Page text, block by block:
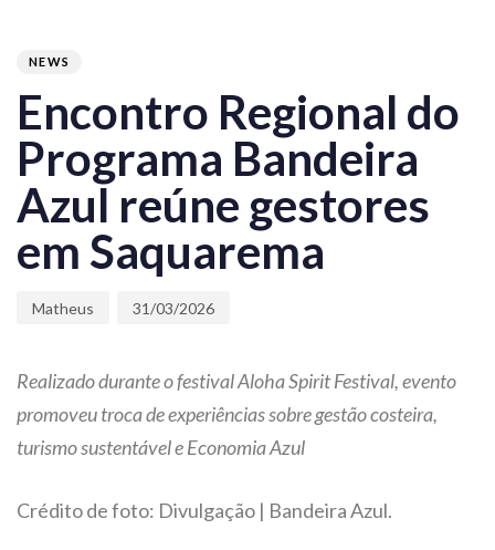
NEWS
Encontro Regional do
Programa Bandeira
Azul reúne gestores
em Saquarema
Matheus 31/03/2026
Realizado durante o festival Aloha Spirit Festival, evento
promoveu troca de experiências sobre gestão costeira,
turismo sustentável e Economia Azul
Crédito de foto: Divulgação | Bandeira Azul.